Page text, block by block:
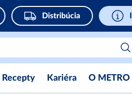
Distribúcia
Recepty Kariéra O METRO